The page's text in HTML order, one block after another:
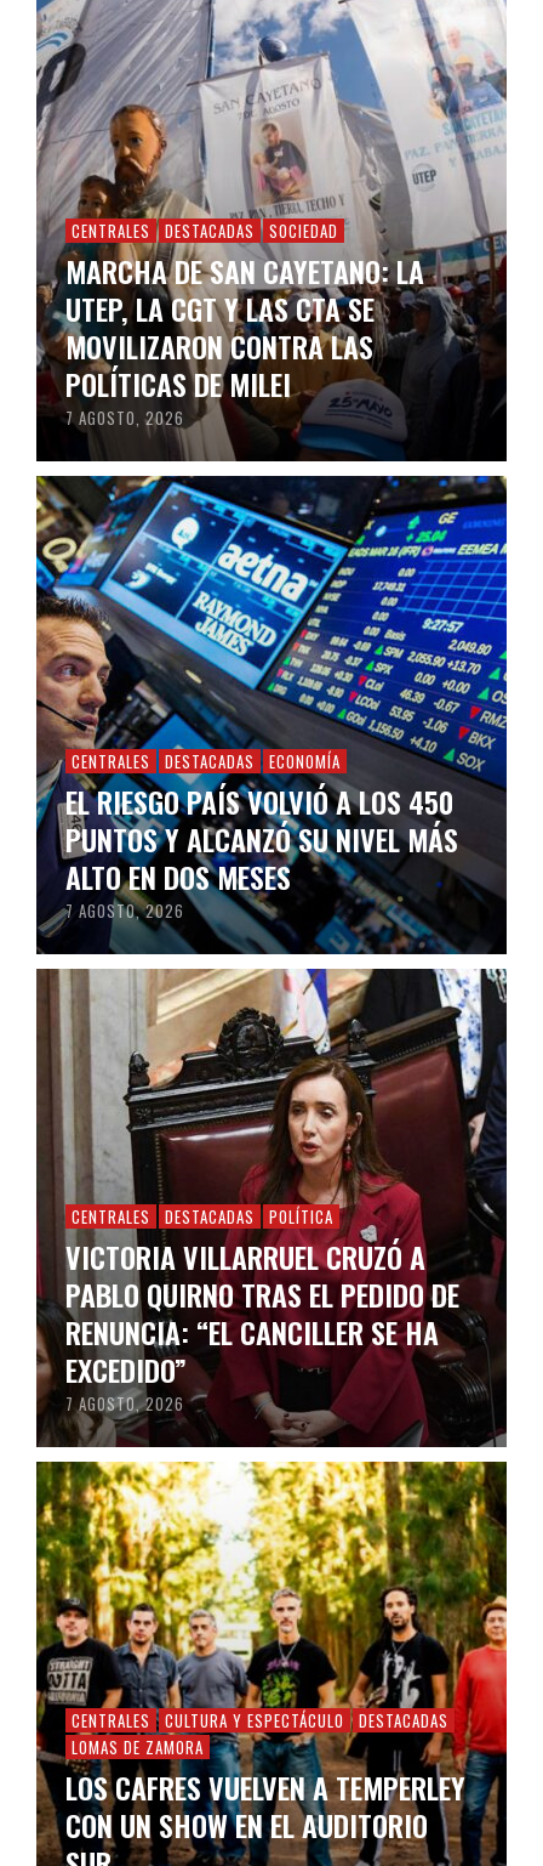
CENTRALES DESTACADAS SOCIEDAD
MARCHA DE SAN CAYETANO: LA
UTEP, LA CGT Y LAS CTA SE
MOVILIZARON CONTRA LAS
POLÍTICAS DE MILEI
7 AGOSTO, 2026
CENTRALES DESTACADAS ECONOMÍA
EL RIESGO PAÍS VOLVIÓ A LOS 450
PUNTOS Y ALCANZÓ SU NIVEL MÁS
ALTO EN DOS MESES
7 AGOSTO, 2026
CENTRALES DESTACADAS POLÍTICA
VICTORIA VILLARRUEL CRUZÓ A
PABLO QUIRNO TRAS EL PEDIDO DE
RENUNCIA: “EL CANCILLER SE HA
EXCEDIDO”
7 AGOSTO, 2026
CENTRALES CULTURA Y ESPECTÁCULO
DESTACADAS
LOMAS DE ZAMORA
LOS CAFRES VUELVEN A TEMPERLEY
CON UN SHOW EN EL AUDITORIO